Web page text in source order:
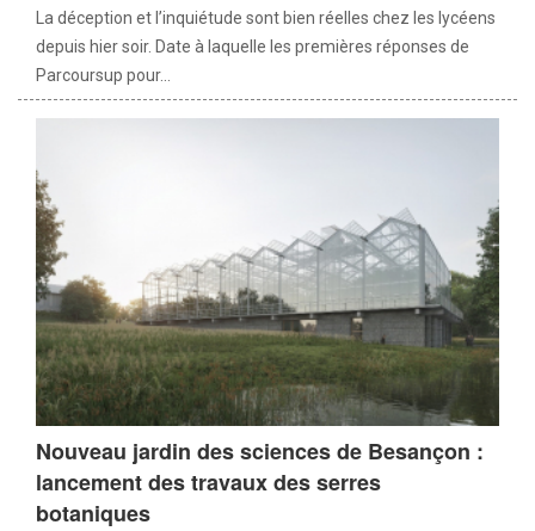
La déception et l’inquiétude sont bien réelles chez les lycéens
depuis hier soir. Date à laquelle les premières réponses de
Parcoursup pour...
Nouveau jardin des sciences de Besançon :
lancement des travaux des serres
botaniques